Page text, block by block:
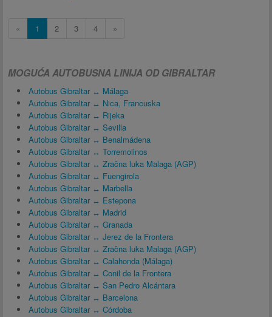
« 1 2 3 4 »
MOGUĆA AUTOBUSNA LINIJA OD GIBRALTAR
Autobus Gibraltar ↔ Málaga
Autobus Gibraltar ↔ Nica, Francuska
Autobus Gibraltar ↔ Rijeka
Autobus Gibraltar ↔ Sevilla
Autobus Gibraltar ↔ Benalmádena
Autobus Gibraltar ↔ Torremolinos
Autobus Gibraltar ↔ Zračna luka Malaga (AGP)
Autobus Gibraltar ↔ Fuengirola
Autobus Gibraltar ↔ Marbella
Autobus Gibraltar ↔ Estepona
Autobus Gibraltar ↔ Madrid
Autobus Gibraltar ↔ Granada
Autobus Gibraltar ↔ Jerez de la Frontera
Autobus Gibraltar ↔ Zračna luka Malaga (AGP)
Autobus Gibraltar ↔ Calahonda (Málaga)
Autobus Gibraltar ↔ Conil de la Frontera
Autobus Gibraltar ↔ San Pedro Alcántara
Autobus Gibraltar ↔ Barcelona
Autobus Gibraltar ↔ Córdoba